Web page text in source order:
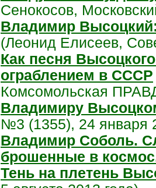
Сенокосов,
Владимир
(Леонид Елисеев,
Как песня
ограблением в СССР
Комсомольская
Владимиру
№3 (1355), 24 января
Владимир Соболь.
брошенные в
Тень на плетень